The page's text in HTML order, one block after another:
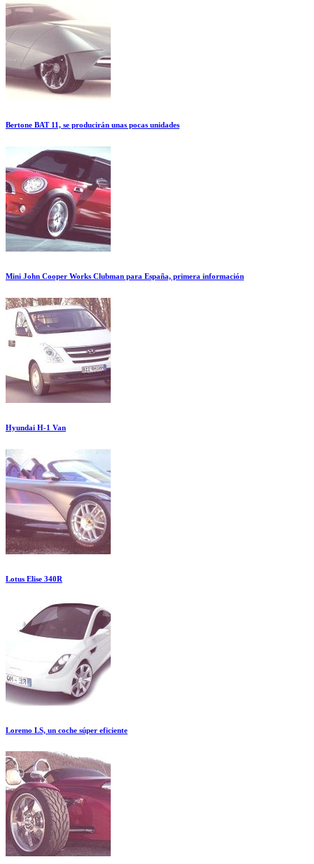
Bertone BAT 11, se producirán unas pocas unidades
Mini John Cooper Works Clubman para España, primera información
Hyundai H-1 Van
Lotus Elise 340R
Loremo LS, un coche súper eficiente